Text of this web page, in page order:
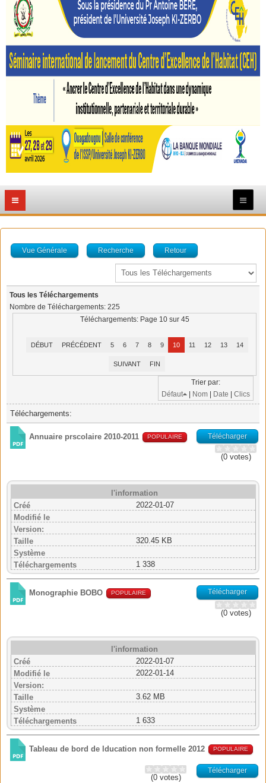
Vue Générale Recherche Retour
Tous les Téléchargements
Nombre de Téléchargements: 225
Téléchargements: Page 10 sur 45
DÉBUT PRÉCÉDENT 5 6 7 8 9 10 11 12 13 14
SUIVANT FIN
Trier par:
Défaut
| Nom | Date | Clics
Téléchargements:
Annuaire prscolaire 2010-2011 POPULAIRE Télécharger
(0 votes)
l'information
Créé
2022-01-07
Modifié le
Version:
Taille
320.45 KB
Système
Téléchargements
1 338
Monographie BOBO POPULAIRE Télécharger
(0 votes)
l'information
Créé
2022-01-07
Modifié le
2022-01-14
Version:
Taille
3.62 MB
Système
Téléchargements
1 633
Tableau de bord de lducation non formelle 2012 POPULAIRE
Télécharger
(0 votes)